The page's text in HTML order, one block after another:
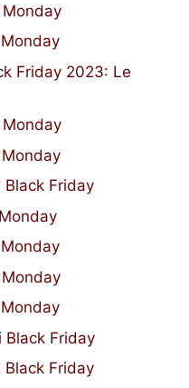
Friday 2023: Le
Black Friday
Black Friday
Black Friday